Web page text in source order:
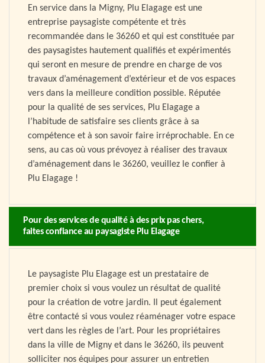
En service dans la Migny, Plu Elagage est une
entreprise paysagiste compétente et très
recommandée dans le 36260 et qui est constituée par
des paysagistes hautement qualifiés et expérimentés
qui seront en mesure de prendre en charge de vos
travaux d’aménagement d’extérieur et de vos espaces
vers dans la meilleure condition possible. Réputée
pour la qualité de ses services, Plu Elagage a
l’habitude de satisfaire ses clients grâce à sa
compétence et à son savoir faire irréprochable. En ce
sens, au cas où vous prévoyez à réaliser des travaux
d’aménagement dans le 36260, veuillez le confier à
Plu Elagage !
Pour des services de qualité à des prix pas chers,
faites confiance au paysagiste Plu Elagage
Le paysagiste Plu Elagage est un prestataire de
premier choix si vous voulez un résultat de qualité
pour la création de votre jardin. Il peut également
être contacté si vous voulez réaménager votre espace
vert dans les règles de l’art. Pour les propriétaires
dans la ville de Migny et dans le 36260, ils peuvent
solliciter nos équipes pour assurer un entretien